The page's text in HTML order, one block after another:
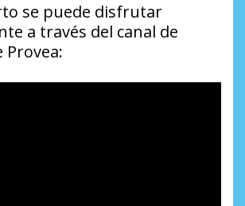
se puede disfrutar
a través del canal de
Provea: